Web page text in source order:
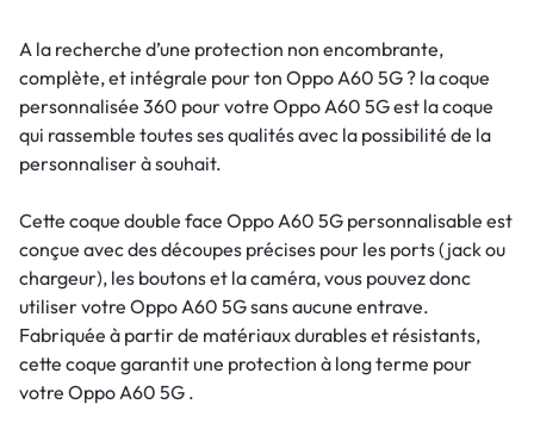
A la recherche d’une protection non encombrante,
complète, et intégrale pour ton Oppo A60 5G ? la coque
personnalisée 360 pour votre Oppo A60 5G est la coque
qui rassemble toutes ses qualités avec la possibilité de la
personnaliser à souhait.
Cette coque double face Oppo A60 5G personnalisable est
conçue avec des découpes précises pour les ports (jack ou
chargeur), les boutons et la caméra, vous pouvez donc
utiliser votre Oppo A60 5G sans aucune entrave.
Fabriquée à partir de matériaux durables et résistants,
cette coque garantit une protection à long terme pour
votre Oppo A60 5G .